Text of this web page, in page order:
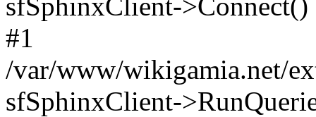
#1
/var/www/wikigamia.net/
sfSphinxClient-